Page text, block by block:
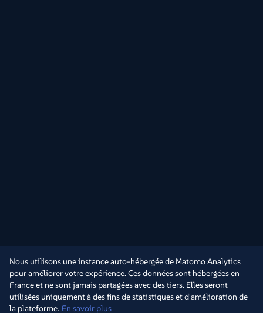
Nous utilisons une instance auto-hébergée de Matomo Analytics
pour améliorer votre expérience. Ces données sont hébergées en
France et ne sont jamais partagées avec des tiers. Elles seront
utilisées uniquement à des fins de statistiques et d'amélioration de
la plateforme. En savoir plus